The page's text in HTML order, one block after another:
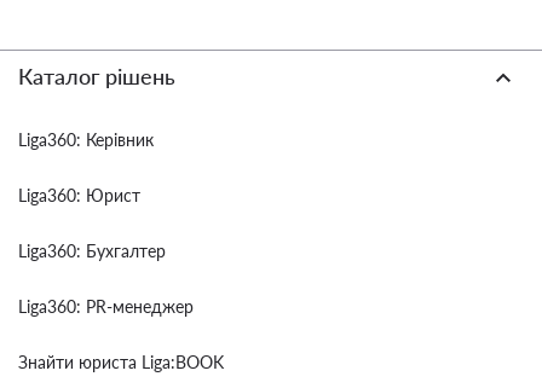
Каталог рішень
Liga360: Керівник
Liga360: Юрист
Liga360: Бухгалтер
Liga360: PR-менеджер
Знайти юриста Liga:BOOK